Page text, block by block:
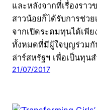
และหลังจากที่เรื่องราว
สาวน้อยก็ได้รับการช่ว
จากเปิดระดมทุนได้เพี
ทั้งหมดที่มีผู้ใจบุญร่วมกั
ล่าร์สหรัฐฯ เพื่อเป็นทุน
21/07/2017